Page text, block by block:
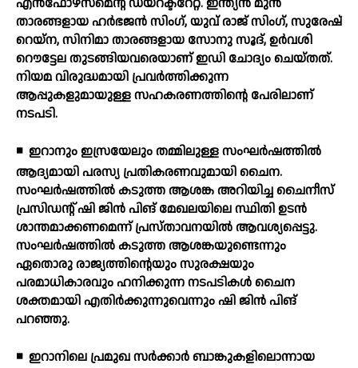
താരങ്ങളായ ഹര്‍ഭജന്‍ സിംഗ്, യുവ് രാജ് സിംഗ്, സുരേഷ്
റെയ്ന, സിനിമാ താരങ്ങളായ സോനു സൂദ്, ഉര്‍വശി
റൌട്ടേല തുടങ്ങിയവരെയാണ് ഇഡി ചോദ്യം ചെയ്തത്.
നിയമ വിരുദ്ധമായി പ്രവര്‍ത്തിക്കുന്ന
ആപ്പുകളുമായുള്ള സഹകരണത്തിന്റെ പേരിലാണ്
നടപടി.
◾ ഇറാനും ഇസ്രയേലും തമ്മിലുള്ള സംഘര്‍ഷത്തില്‍
ആദ്യമായി പരസ്യ പ്രതികരണവുമായി ചൈന.
സംഘര്‍ഷത്തില്‍ കടുത്ത ആശങ്ക അറിയിച്ച ചൈനീസ്
പ്രസിഡന്റ് ഷി ജിന്‍ പിങ് മേഖലയിലെ സ്ഥിതി ഉടന്‍
ശാന്തമാക്കണമെന്ന് പ്രസ്താവനയില്‍ ആവശ്യപ്പെട്ടു.
സംഘര്‍ഷത്തില്‍ കടുത്ത ആശങ്കയുണ്ടെന്നും
ഏതൊരു രാജ്യത്തിന്റെയും സുരക്ഷയും
പരമാധികാരവും ഹനിക്കുന്ന നടപടികള്‍ ചൈന
ശക്തമായി എതിര്‍ക്കുന്നുവെന്നും ഷി ജിന്‍ പിങ്
പറഞ്ഞു.
◾ ഇറാനിലെ പ്രമുഖ സര്‍ക്കാര്‍ ബാങ്കുകളിലൊന്നായ